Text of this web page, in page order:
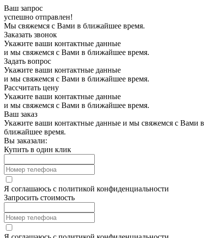
Ваш запрос
успешно отправлен!
Мы свяжемся с Вами в ближайшее время.
Заказать звонок
Укажите ваши контактные данные
и мы свяжемся с Вами в ближайшее время.
Задать вопрос
Укажите ваши контактные данные
и мы свяжемся с Вами в ближайшее время.
Рассчитать цену
Укажите ваши контактные данные
и мы свяжемся с Вами в ближайшее время.
Ваш заказ
Укажите ваши контактные данные и мы свяжемся с Вами в
ближайшее время.
Вы заказали:
Купить в один клик
Я соглашаюсь с политикой конфиденциальности
Запросить стоимость